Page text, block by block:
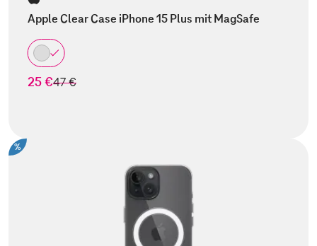
Apple Clear Case iPhone 15 Plus mit MagSafe
25 €statt
47 €
%